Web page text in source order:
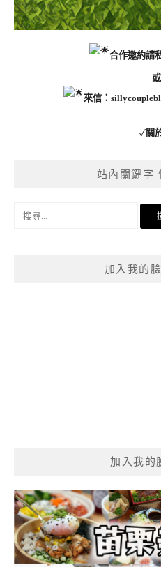
合作邀約請
或
來信：
✓關
站內關鍵字
加入我的
加入我的